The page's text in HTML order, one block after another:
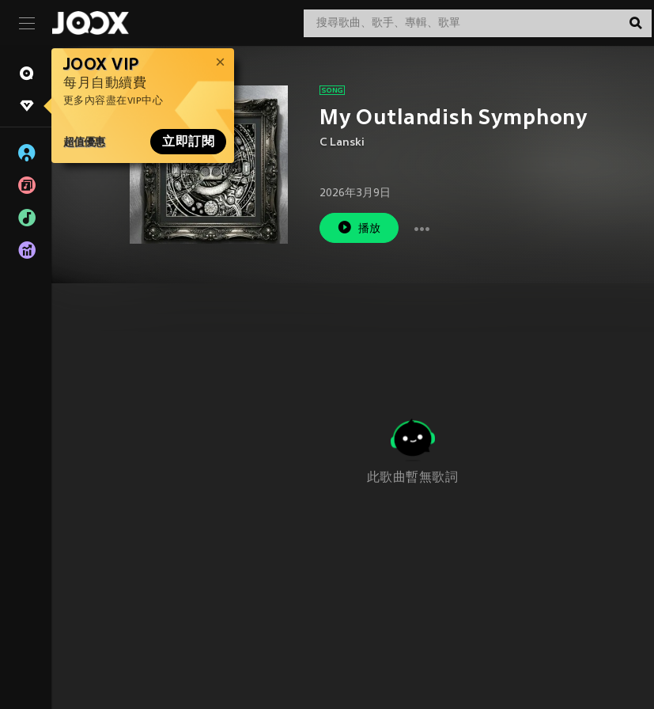
JOOX VIP
每月自動續費
更多內容盡在VIP中心
超值優惠 立即訂閱
My Outlandish Symphony
C Lanski
2026年3月9日
播放
此歌曲暫無歌詞